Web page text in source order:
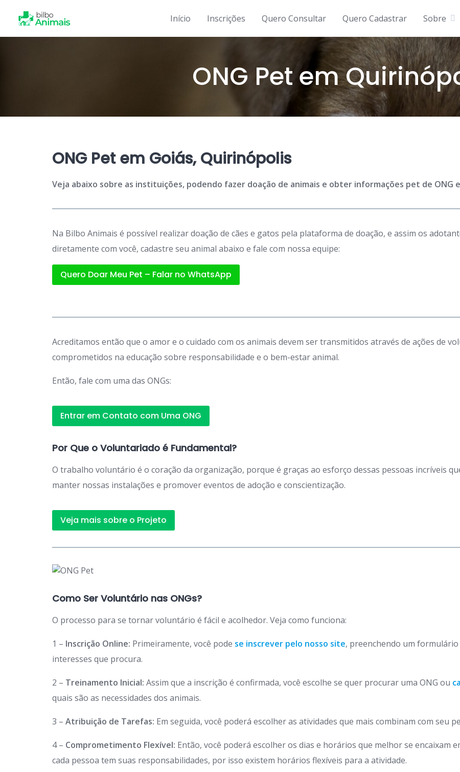
Início Inscrições Quero Consultar Quero Cadastrar Sobre
ONG Pet em
ONG Pet em Goiás, Quirinópolis
Veja abaixo sobre as instituições, podendo fazer doação de animais e obter informações pet de ONG
Na Bilbo Animais é possível realizar doação de cães e gatos pela plataforma de doação, e assim os
diretamente com você, cadastre seu animal abaixo e fale com nossa equipe:
Quero Doar Meu Pet – Falar no WhatsApp
Acreditamos então que o amor e o cuidado com os animais devem ser transmitidos através de ações de
comprometidos na educação sobre responsabilidade e o bem-estar animal.
Então, fale com uma das ONGs:
Entrar em Contato com Uma ONG
Por Que o Voluntariado é Fundamental?
O trabalho voluntário é o coração da organização, porque é graças ao esforço dessas pessoas incríveis
manter nossas instalações e promover eventos de adoção e conscientização.
Veja mais sobre o Projeto
Como Ser Voluntário nas ONGs?
O processo para se tornar voluntário é fácil e acolhedor. Veja como funciona:
1 – Inscrição Online: Primeiramente, você pode se inscrever pelo nosso site, preenchendo um
interesses que procura.
2 – Treinamento Inicial: Assim que a inscrição é confirmada, você escolhe se quer procurar uma ONG ou
quais são as necessidades dos animais.
3 – Atribuição de Tarefas: Em seguida, você poderá escolher as atividades que mais combinam com seu
4 – Comprometimento Flexível: Então, você poderá escolher os dias e horários que melhor se encaixam
cada pessoa tem suas responsabilidades, por isso existem horários flexíveis para a atividade.